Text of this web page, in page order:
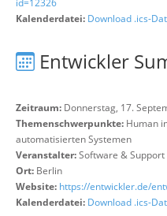
id=12326
Kalenderdatei: Download .ics-
Entwickler
Zeitraum: Donnerstag, 17.
Themenschwerpunkte: Human
automatisierten Systemen
Veranstalter:Software &
Ort: Berlin
Website: https://entwickler.de/
Kalenderdatei: Download .ics-